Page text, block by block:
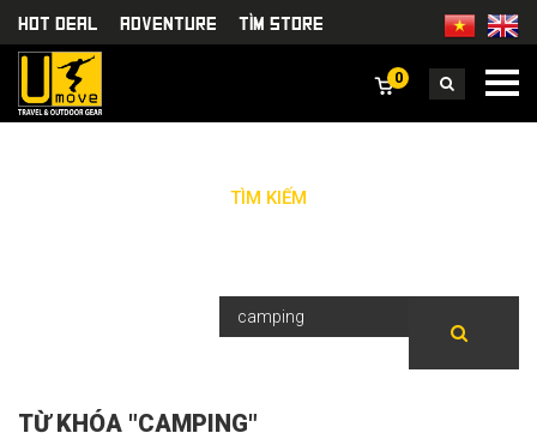
HOT DEAL Adventure TÌm Store
0
TÌM KIẾM
TỪ KHÓA "CAMPING"